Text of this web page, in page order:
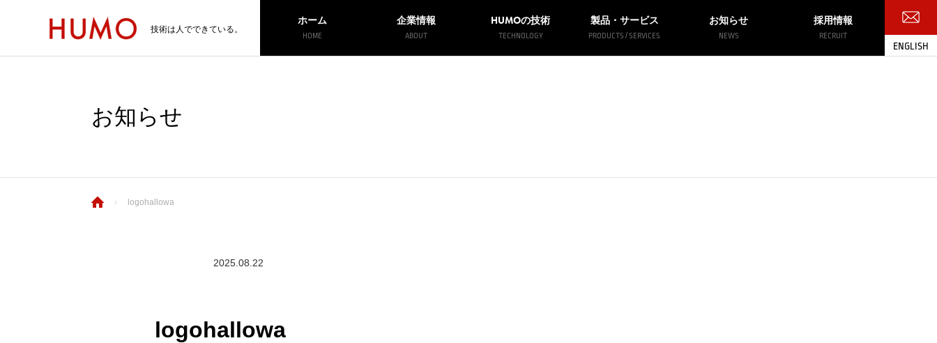
技術は人でできている。
ホーム
HOME
企業情報
ABOUT
HUMOの技術
TECHNOLOGY
製品・サービス
PRODUCTS / SERVICES
お知らせ
NEWS
採用情報
RECRUIT
お問い合わせ
ENGLISH
お知らせ
logohallowa
2025.08.22
logohallowa